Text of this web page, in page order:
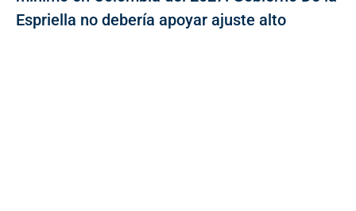
Espriella no debería apoyar ajuste alto